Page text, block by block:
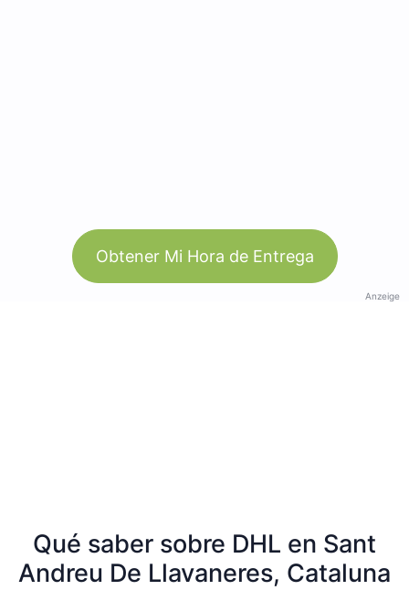
Obtener Mi Hora de Entrega
Anzeige
Qué saber sobre DHL en Sant
Andreu De Llavaneres, Cataluna